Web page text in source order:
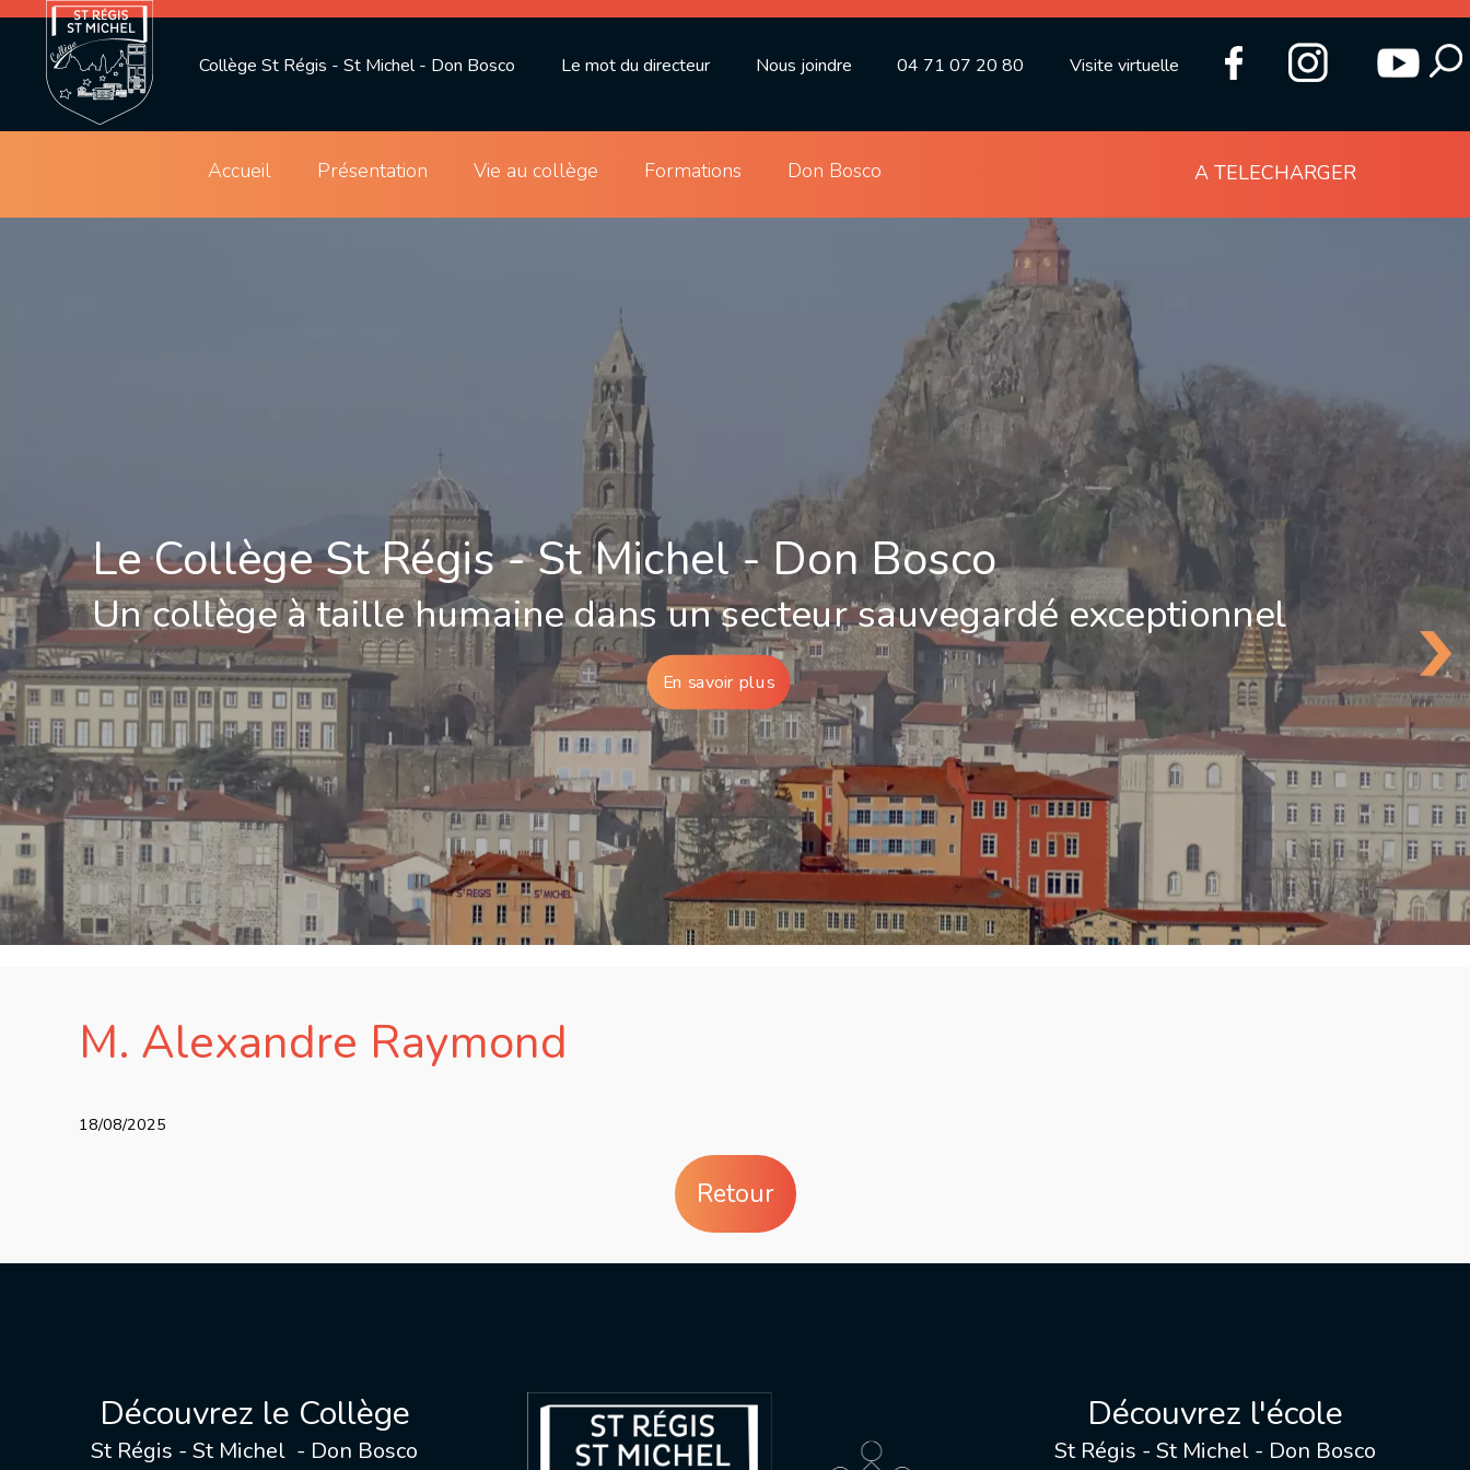
Collège St Régis - St Michel - Don Bosco Le mot du directeur Nous joindre 04 71 07 20 80 Visite virtuelle
A TELECHARGER
Accueil Présentation Vie au collège Formations Don Bosco
Le Collège St Régis - St Michel - Don Bosco
Un collège à taille humaine dans un secteur sauvegardé exceptionnel
En savoir plus
M. Alexandre Raymond
18/08/2025
Retour
Découvrez le Collège
St Régis - St Michel - Don Bosco
Découvrez l'école
St Régis - St Michel - Don Bosco